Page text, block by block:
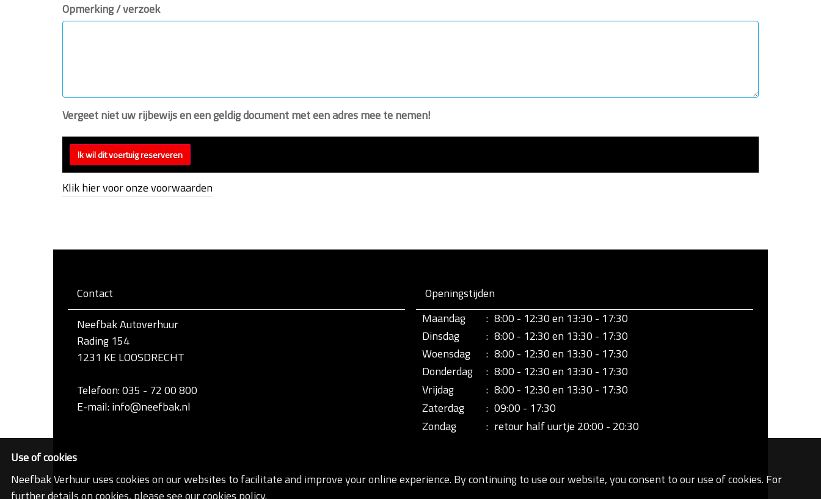
Opmerking / verzoek
Vergeet niet uw rijbewijs en een geldig document met een adres mee te nemen!
Klik hier voor onze voorwaarden
Contact
Neefbak Autoverhuur
Rading 154
1231 KE LOOSDRECHT
Telefoon: 035 - 72 00 800
E-mail: info@neefbak.nl
Openingstijden
Maandag
: 8:00 - 12:30 en 13:30 - 17:30
Dinsdag
: 8:00 - 12:30 en 13:30 - 17:30
Woensdag
: 8:00 - 12:30 en 13:30 - 17:30
Donderdag
: 8:00 - 12:30 en 13:30 - 17:30
Vrijdag
: 8:00 - 12:30 en 13:30 - 17:30
Zaterdag
: 09:00 - 17:30
Zondag
: retour half uurtje 20:00 - 20:30
Use of cookies
Neefbak Verhuur uses cookies on our websites to facilitate and improve your online experience. By continuing to use our website, you consent to our use of cookies. For
further details on cookies, please see our cookies policy.